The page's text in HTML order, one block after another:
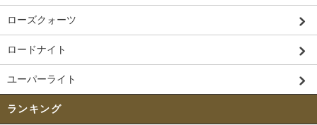
ローズクォーツ
ロードナイト
ユーパーライト
ランキング